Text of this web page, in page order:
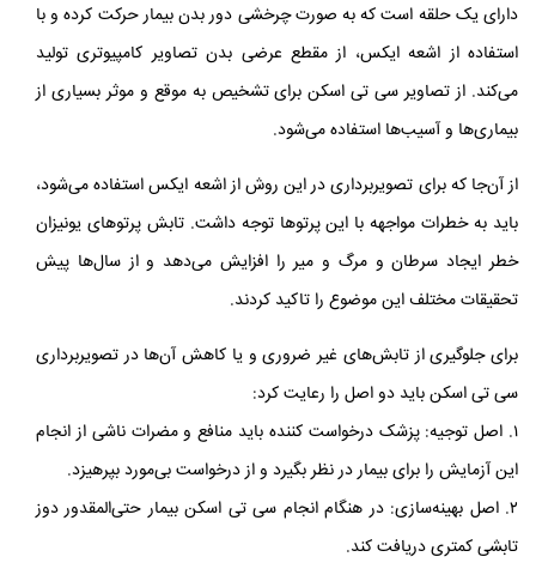
دارای یک حلقه است که به صورت چرخشی دور بدن بیمار حرکت کرده و با
استفاده از اشعه‌ ایکس، از مقطع عرضی بدن تصاویر کامپیوتری تولید
می‌کند. از تصاویر سی‌ تی اسکن برای تشخیص به موقع و موثر بسیاری از
بیماری‌ها و آسیب‌ها استفاده می‌شود.
از آن‌جا که برای تصویربرداری در این روش از اشعه‌ ایکس استفاده می‌شود،
باید به خطرات مواجهه با این پرتوها توجه داشت. تابش پرتوهای یونیزان
خطر ایجاد سرطان و مرگ و میر را افزایش می‌دهد و از سال‌ها پیش
تحقیقات مختلف این موضوع را تاکید کردند.
برای جلوگیری از تابش‌های غیر ضروری و یا کاهش آن‌ها در تصویربرداری
سی‌ تی اسکن باید دو اصل را رعایت کرد:
۱. اصل توجیه: پزشک درخواست کننده باید منافع و مضرات ناشی از انجام
این آزمایش را برای بیمار در نظر بگیرد و از درخواست بی‌مورد بپرهیزد.
۲. اصل بهینه‌سازی: در هنگام انجام سی‌ تی اسکن بیمار حتی‌المقدور دوز
تابشی کمتری دریافت کند.